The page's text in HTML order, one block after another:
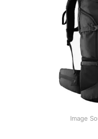
Image